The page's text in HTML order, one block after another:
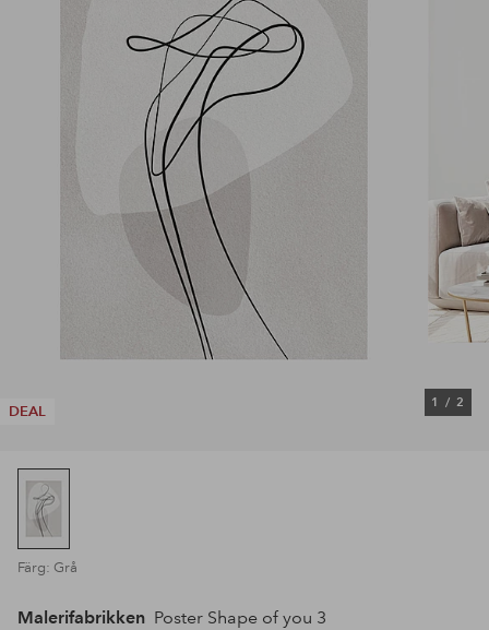
DEAL
1 / 2
Färg: Grå
Malerifabrikken Poster Shape of you 3